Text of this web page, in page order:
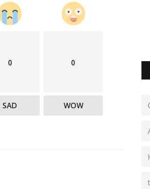
0
SAD
0
WOW